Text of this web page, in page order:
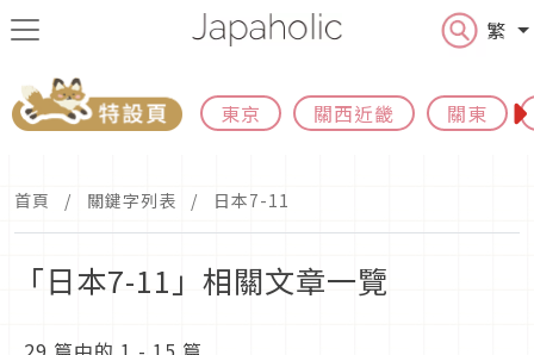
繁
東京 關西近畿 關東
首頁 關鍵字列表 日本7-11
「日本7-11」相關文章一覽